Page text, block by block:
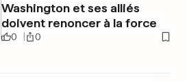
Washington et ses alliés
doivent renoncer à la force
0 0